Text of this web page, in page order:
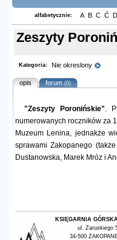
alfabetycznie: A B C Ć D
Zeszyty
Kategoria: Nie okreslony
opis forum(0)
"Zeszyty Poronińskie".
numerowanych roczników za
Muzeum Lenina, jednakże
sprawami Zakopanego
Dustanowska, Marek Mróz i
KSIĘGARNIA
ul. Zaruskiego
34-500